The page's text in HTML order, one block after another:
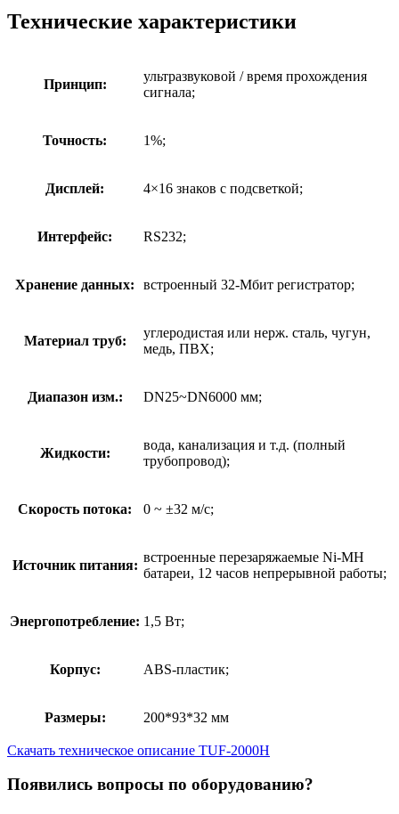
Технические характеристики
Принцип:
ультразвуковой / время прохождения
сигнала;
Точность: 1%;
Дисплей: 4×16 знаков с подсветкой;
Интерфейс: RS232;
Хранение данных: встроенный 32-Мбит регистратор;
Материал труб:
углеродистая или нерж. сталь, чугун,
медь, ПВХ;
Диапазон изм.: DN25~DN6000 мм;
Жидкости:
вода, канализация и т.д. (полный
трубопровод);
Скорость потока: 0 ~ ±32 м/с;
Источник питания:
встроенные перезаряжаемые Ni-MH
батареи, 12 часов непрерывной работы;
Энергопотребление: 1,5 Вт;
Корпус: ABS-пластик;
Размеры: 200*93*32 мм
Скачать техническое описание TUF-2000H
Появились вопросы по оборудованию?